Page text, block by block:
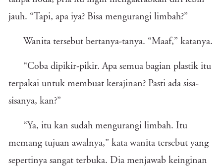
jauh. “Tapi, apa iya? Bisa mengurangi limbah?”
Wanita tersebut bertanya-tanya. “Maaf,” katanya.
“Coba dipikir-pikir. Apa semua bagian plastik itu
terpakai untuk membuat kerajinan? Pasti ada sisa-
sisanya, kan?”
“Ya, itu kan sudah mengurangi limbah. Itu
memang tujuan awalnya,” kata wanita tersebut yang
sepertinya sangat terbuka. Dia menjawab keinginan